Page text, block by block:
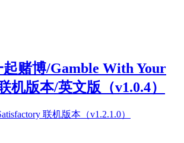
赌博/Gamble With Your
机版本/英文版（v1.0.4）